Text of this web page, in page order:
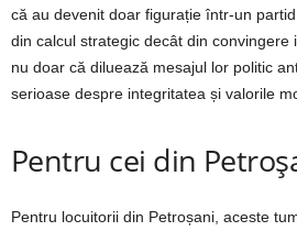
că au devenit doar figurație într-un
din calcul strategic decât din convingere
nu doar că diluează mesajul lor politic
serioase despre integritatea și valorile
Pentru cei din
Pentru locuitorii din Petroșani, aceste